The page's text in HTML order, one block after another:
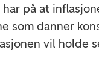
har på at
som danner
vil holde